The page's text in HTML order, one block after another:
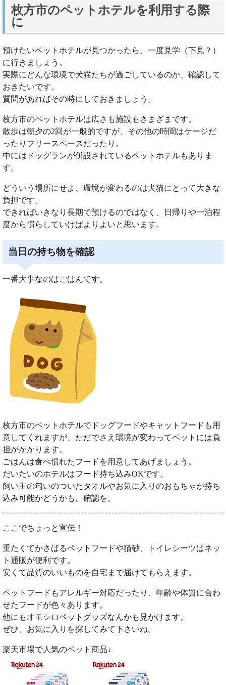
枚方市のペットホテルを利用する際
に
預けたいペットホテルが見つかったら、一度見学（下見？）
に行きましょう。
実際にどんな環境で犬猫たちが過ごしているのか、確認して
おきたいです。
質問があればその時にしておきましょう。
枚方市のペットホテルは広さも施設もさまざまです。
散歩は朝夕の2回が一般的ですが、その他の時間はケージだ
ったりフリースペースだったり。
中にはドッグランが併設されているペットホテルもありま
す。
どういう場所にせよ、環境が変わるのは犬猫にとって大きな
負担です。
できればいきなり長期で預けるのではなく、日帰りや一泊程
度から慣らしていけばよりよいと思います。
当日の持ち物を確認
一番大事なのはごはんです。
枚方市のペットホテルでドッグフードやキャットフードも用
意してくれますが、ただでさえ環境が変わってペットには負
担がかかります。
ごはんは食べ慣れたフードを用意してあげましょう。
だいたいのホテルはフード持ち込みOKです。
飼い主の匂いのついたタオルやお気に入りのおもちゃが持ち
込み可能かどうかも、確認を。
ここでちょっと宣伝！
重たくてかさばるペットフードや猫砂、トイレシーツはネッ
ト通販が便利です。
安くて品質のいいものを自宅まで届けてもらえます。
ペットフードもアレルギー対応だったり、年齢や体質に合わ
せたフードが色々あります。
他にもオモシロペットグッズなんかも見かけます。
ぜひ、お気に入りを探してみて下さいね。
楽天市場で人気のペット商品↓